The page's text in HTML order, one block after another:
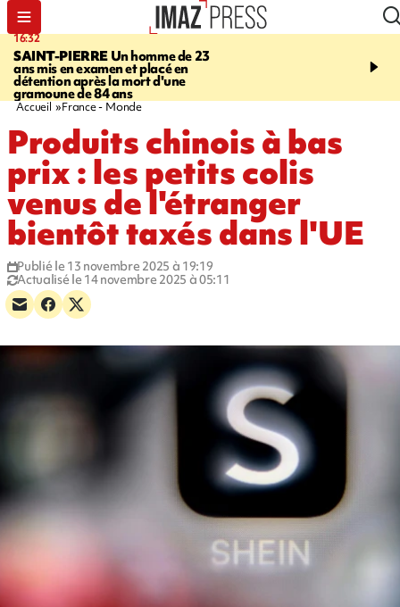
16:32
SAINT-PIERREUn homme de 23
ans mis en examen et placé en
détention après la mort d'une
gramoune de 84 ans
21:08
et Turquie scellent un
Accueil France - Monde
Produits chinois à bas
prix : les petits colis
venus de l'étranger
bientôt taxés dans l'UE
Publié le 13 novembre 2025 à 19:19
Actualisé le 14 novembre 2025 à 05:11